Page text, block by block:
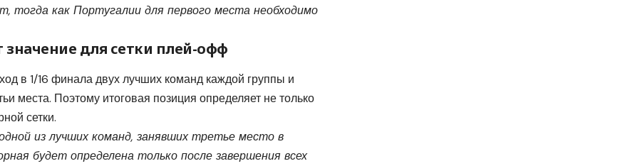
тогда как Португалии для первого места необходимо
для сетки плей-офф
в 1/16 финала двух лучших команд каждой группы и
места. Поэтому итоговая позиция определяет не только
сетки.
из лучших команд, занявших третье место в
будет определена только после завершения всех